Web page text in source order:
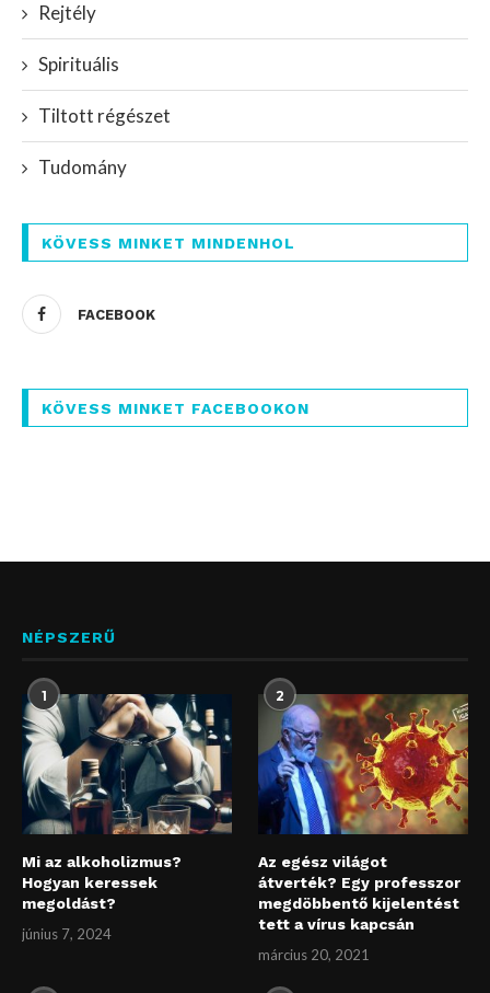
Rejtély
Spirituális
Tiltott régészet
Tudomány
KÖVESS MINKET MINDENHOL
FACEBOOK
KÖVESS MINKET FACEBOOKON
NÉPSZERŰ
1
Mi az alkoholizmus?
Hogyan keressek
megoldást?
június 7, 2024
2
Az egész világot
átverték? Egy professzor
megdöbbentő kijelentést
tett a vírus kapcsán
március 20, 2021